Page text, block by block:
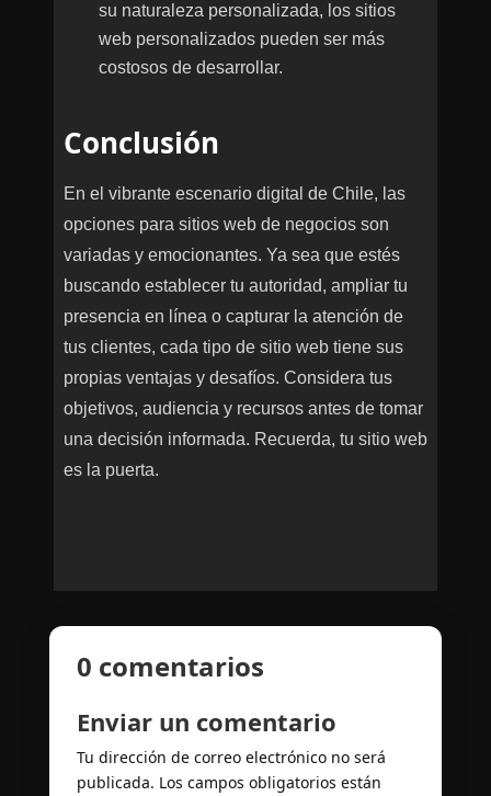
su naturaleza personalizada, los sitios
web personalizados pueden ser más
costosos de desarrollar.
Conclusión
En el vibrante escenario digital de Chile, las
opciones para sitios web de negocios son
variadas y emocionantes. Ya sea que estés
buscando establecer tu autoridad, ampliar tu
presencia en línea o capturar la atención de
tus clientes, cada tipo de sitio web tiene sus
propias ventajas y desafíos. Considera tus
objetivos, audiencia y recursos antes de tomar
una decisión informada. Recuerda, tu sitio web
es la puerta.
0 comentarios
Enviar un comentario
Tu dirección de correo electrónico no será
publicada. Los campos obligatorios están